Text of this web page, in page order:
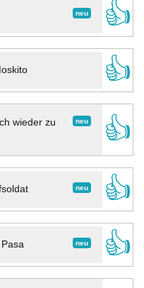
neu
👍
👍
neu
wieder zu
👍
neu
👍
neu
👍